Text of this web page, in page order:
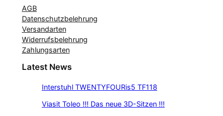
AGB
Datenschutzbelehrung
Versandarten
Widerrufsbelehrung
Zahlungsarten
Latest News
Interstuhl TWENTYFOURis5 TF118
Viasit Toleo !!! Das neue 3D-Sitzen !!!